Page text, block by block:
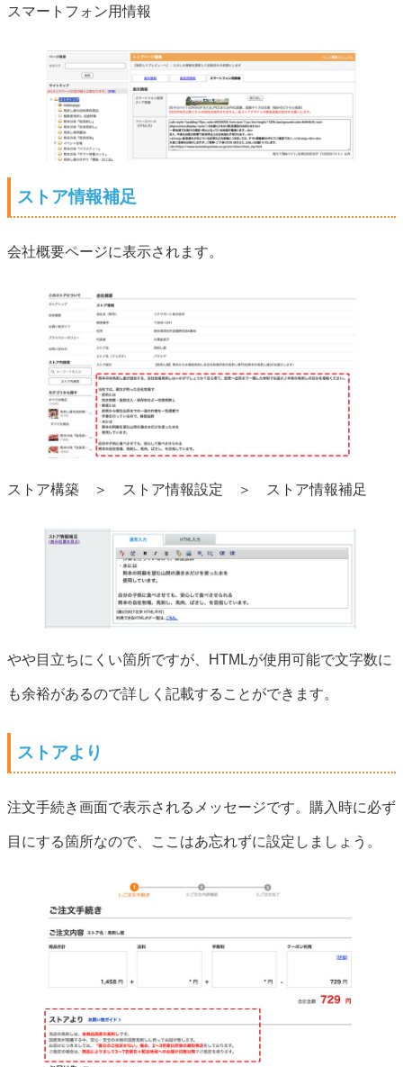
スマートフォン用情報
ストア情報補足
会社概要ページに表示されます。
ストア構築 ＞ ストア情報設定 ＞ ストア情報補足
やや目立ちにくい箇所ですが、HTMLが使用可能で文字数に
も余裕があるので詳しく記載することができます。
ストアより
注文手続き画面で表示されるメッセージです。購入時に必ず
目にする箇所なので、ここはあ忘れずに設定しましょう。